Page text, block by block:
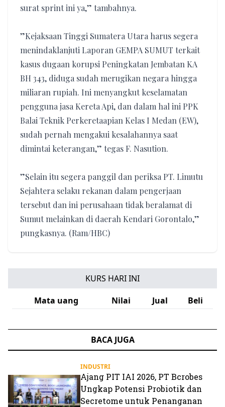
surat sprint ini ya,” tambahnya.
‎”Kejaksaan Tinggi Sumatera Utara harus segera
menindaklanjuti Laporan GEMPA SUMUT terkait
kasus dugaan korupsi Peningkatan Jembatan KA
BH 343, diduga sudah merugikan negara hingga
miliaran rupiah. Ini menyangkut keselamatan
pengguna jasa Kereta Api, dan dalam hal ini PPK
Balai Teknik Perkeretaapian Kelas I Medan (EW),
sudah pernah mengakui kesalahannya saat
dimintai keterangan,” tegas F. Nasution.
‎”Selain itu segera panggil dan periksa PT. Limutu
Sejahtera selaku rekanan dalam pengerjaan
tersebut dan ini perusahaan tidak beralamat di
Sumut melainkan di daerah Kendari Gorontalo,”
pungkasnya. (Ram/HBC)
KURS HARI INI
Mata uang
Nilai Jual Beli
BACA JUGA
INDUSTRI
Ajang PIT IAI 2026, PT Bcrobes
Ungkap Potensi Probiotik dan
Secretome untuk Penanganan